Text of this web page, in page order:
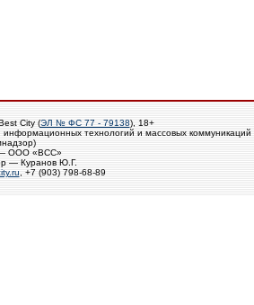
City (ЭЛ № ФС 77 - 79138), 18+
технологий и массовых коммуникаций
— ООО «ВСС»
— Куранов Ю.Г.
, +7 (903) 798-68-89